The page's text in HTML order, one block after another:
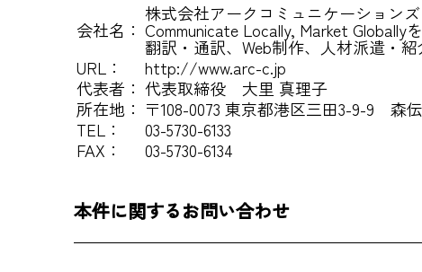
会社名：
株式会社アークコミュニケーションズ
Communicate Locally, Market Globally
翻訳・通訳、Web制作、人材派遣・紹
URL：
http://www.arc-c.jp
代表者： 代表取締役 大里 真理子
所在地： 〒108-0073 東京都港区三田3-9-9 森
TEL：
03-5730-6133
FAX：
03-5730-6134
本件に関するお問い合わせ